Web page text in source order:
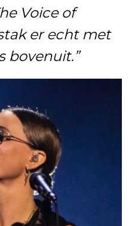
Voice of
er echt met
bovenuit.”